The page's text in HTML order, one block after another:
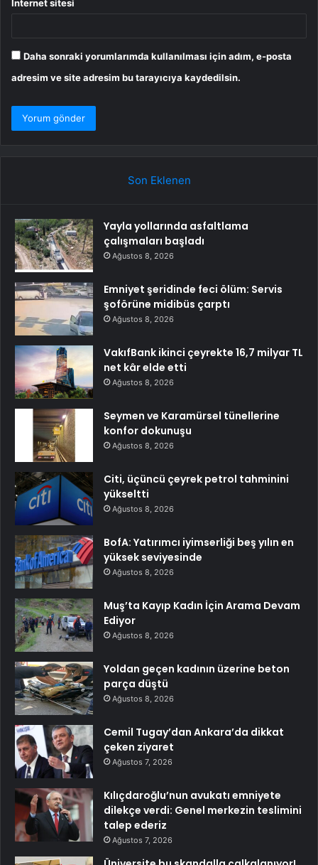
İnternet sitesi
Daha sonraki yorumlarımda kullanılması için adım, e-posta
adresim ve site adresim bu tarayıcıya kaydedilsin.
Son Eklenen
Yayla yollarında asfaltlama
çalışmaları başladı
Ağustos 8, 2026
Emniyet şeridinde feci ölüm: Servis
şoförüne midibüs çarptı
Ağustos 8, 2026
VakıfBank ikinci çeyrekte 16,7 milyar TL
net kâr elde etti
Ağustos 8, 2026
Seymen ve Karamürsel tünellerine
konfor dokunuşu
Ağustos 8, 2026
Citi, üçüncü çeyrek petrol tahminini
yükseltti
Ağustos 8, 2026
BofA: Yatırımcı iyimserliği beş yılın en
yüksek seviyesinde
Ağustos 8, 2026
Muş’ta Kayıp Kadın İçin Arama Devam
Ediyor
Ağustos 8, 2026
Yoldan geçen kadının üzerine beton
parça düştü
Ağustos 8, 2026
Cemil Tugay’dan Ankara’da dikkat
çeken ziyaret
Ağustos 7, 2026
Kılıçdaroğlu’nun avukatı emniyete
dilekçe verdi: Genel merkezin teslimini
talep ederiz
Ağustos 7, 2026